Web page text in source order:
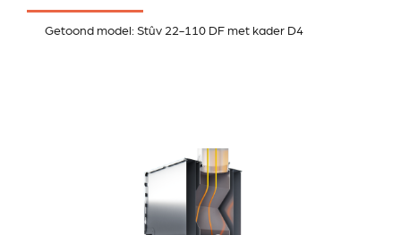
Getoond model: Stûv 22-110 DF met kader D4